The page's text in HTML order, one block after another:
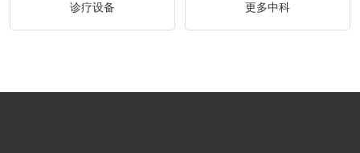
诊疗设备 更多中科